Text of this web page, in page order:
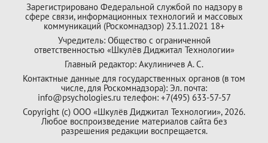
Зарегистрировано Федеральной службой по надзору в
сфере связи, информационных технологий и массовых
коммуникаций (Роскомнадзор) 23.11.2021 18+
Учредитель: Общество с ограниченной
ответственностью «Шкулёв Диджитал Технологии»
Главный редактор: Акулиничев А. С.
Контактные данные для государственных органов (в том
числе, для Роскомнадзора): Эл. почта:
info@psychologies.ru телефон: +7(495) 633-57-57
Copyright (с) ООО «Шкулёв Диджитал Технологии», 2026.
Любое воспроизведение материалов сайта без
разрешения редакции воспрещается.